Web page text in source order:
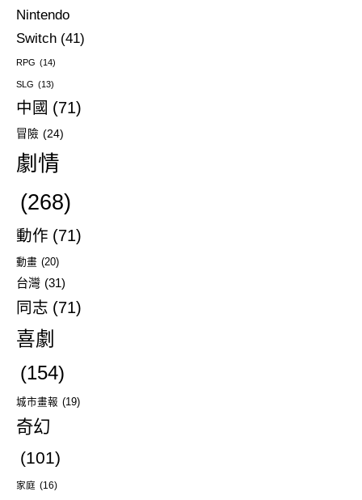
Nintendo
Switch (41)
RPG (14)
SLG (13)
中國 (71)
冒險 (24)
劇情
(268)
動作 (71)
動畫 (20)
台灣 (31)
同志 (71)
喜劇
(154)
城市畫報 (19)
奇幻
(101)
家庭 (16)